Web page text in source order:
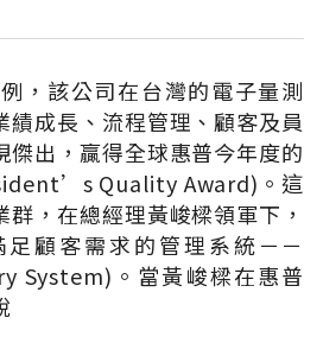
，該公司在台灣的電子量測
績成長、流程管理、顧客及員
傑出，贏得全球惠普今年度的
Quality Award)。這
，在總經理黃峻樑領軍下，
顧客需求的管理系統－－
System)。當黃峻樑在惠普